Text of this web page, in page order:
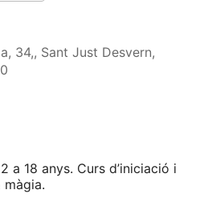
34,, Sant Just Desvern,
a 18 anys. Curs d’iniciació i